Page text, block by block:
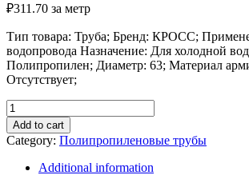
₽311.70 за метр
Тип товара: Труба; Бренд: КРОСС;
водопровода Назначение: Для холодной
Полипропилен; Диаметр: 63; Материал
Отсутствует;
Труба
полипропиленовая
PN10
для
холодного
Add to cart
Category: Полипропиленовые трубы
Additional information